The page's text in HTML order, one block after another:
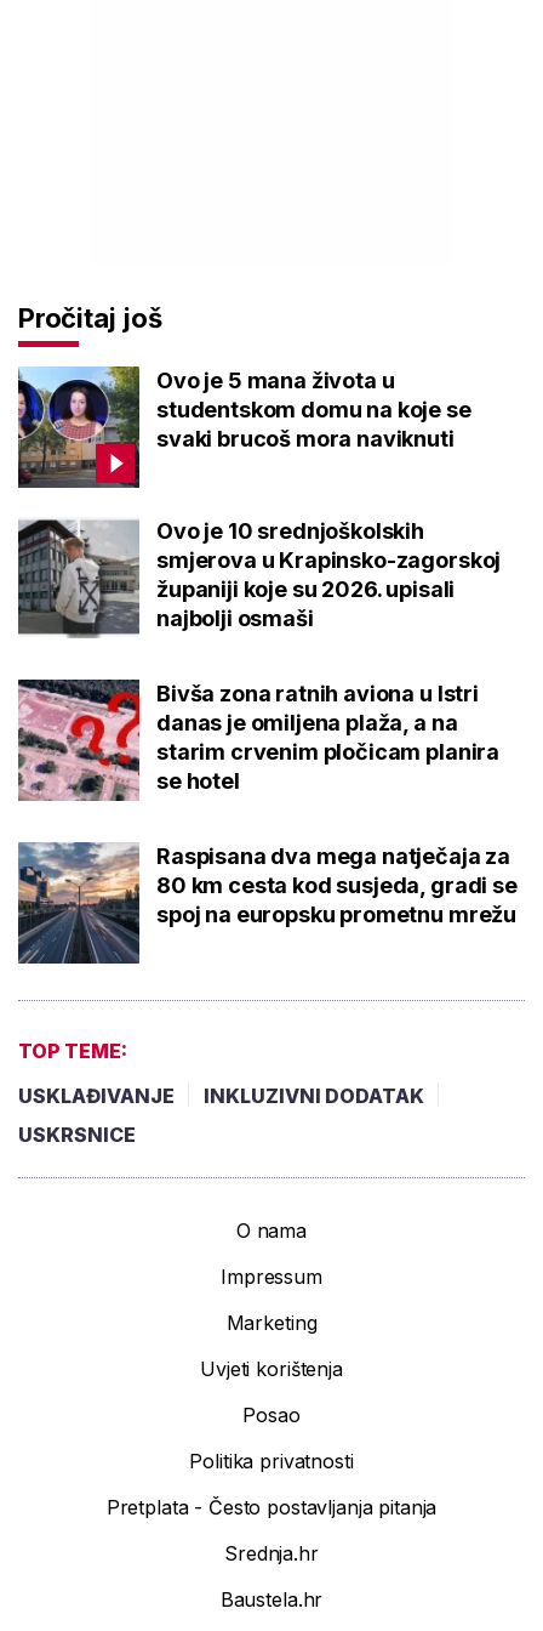
Pročitaj još
Ovo je 5 mana života u
studentskom domu na koje se
svaki brucoš mora naviknuti
Ovo je 10 srednjoškolskih
smjerova u Krapinsko-zagorskoj
županiji koje su 2026. upisali
najbolji osmaši
Bivša zona ratnih aviona u Istri
danas je omiljena plaža, a na
starim crvenim pločicam planira
se hotel
Raspisana dva mega natječaja za
80 km cesta kod susjeda, gradi se
spoj na europsku prometnu mrežu
TOP TEME:
USKLAĐIVANJE
INKLUZIVNI DODATAK
USKRSNICE
O nama
Impressum
Marketing
Uvjeti korištenja
Posao
Politika privatnosti
Pretplata - Često postavljanja pitanja
Srednja.hr
Baustela.hr